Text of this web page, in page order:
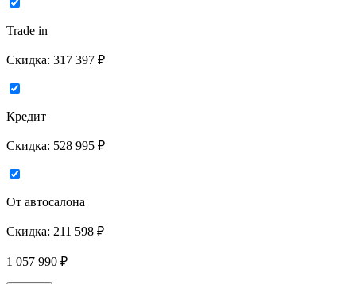
Trade in
Скидка: 317 397 ₽
Кредит
Скидка: 528 995 ₽
От автосалона
Скидка: 211 598 ₽
1 057 990 ₽